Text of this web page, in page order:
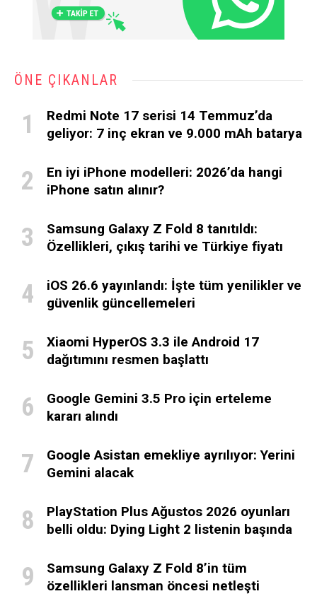
ÖNE ÇIKANLAR
Redmi Note 17 serisi 14 Temmuz’da
geliyor: 7 inç ekran ve 9.000 mAh batarya
En iyi iPhone modelleri: 2026’da hangi
iPhone satın alınır?
Samsung Galaxy Z Fold 8 tanıtıldı:
Özellikleri, çıkış tarihi ve Türkiye fiyatı
iOS 26.6 yayınlandı: İşte tüm yenilikler ve
güvenlik güncellemeleri
Xiaomi HyperOS 3.3 ile Android 17
dağıtımını resmen başlattı
Google Gemini 3.5 Pro için erteleme
kararı alındı
Google Asistan emekliye ayrılıyor: Yerini
Gemini alacak
PlayStation Plus Ağustos 2026 oyunları
belli oldu: Dying Light 2 listenin başında
Samsung Galaxy Z Fold 8’in tüm
özellikleri lansman öncesi netleşti